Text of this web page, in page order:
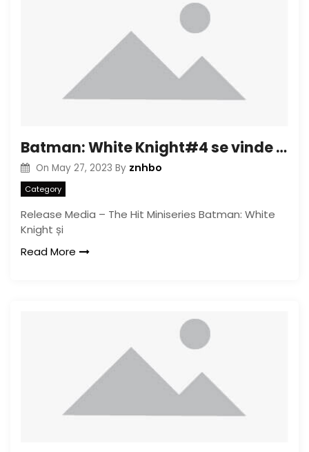
Batman: White Knight#4 se vinde și returnează
On May 27, 2023 By znhbo
Category
Release Media – The Hit Miniseries Batman: White
Knight și
Read More